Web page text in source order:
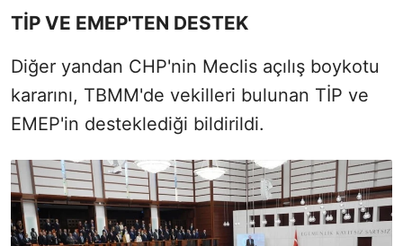
TİP VE EMEP'TEN DESTEK
Diğer yandan CHP'nin Meclis açılış boykotu
kararını, TBMM'de vekilleri bulunan TİP ve
EMEP'in desteklediği bildirildi.